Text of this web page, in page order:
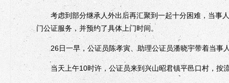
考虑到部分继承人外出后再汇聚到一起十分困难，当事人
门公证服务，并预约了具体上门时间。
26日一早，公证员陈孝寅、助理公证员潘晓宇带着当事
当天上午10时许，公证员来到兴山昭君镇平邑口村，按